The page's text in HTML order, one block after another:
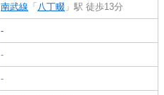
南武線 「 八丁畷 」駅 徒歩13分
-
-
-